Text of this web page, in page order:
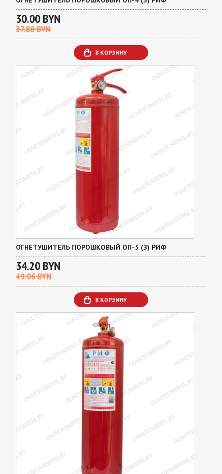
30.00 BYN
37.80 BYN
В КОРЗИНУ
ОГНЕТУШИТЕЛЬ ПОРОШКОВЫЙ ОП-5 (З) РИФ
34.20 BYN
49.06 BYN
В КОРЗИНУ